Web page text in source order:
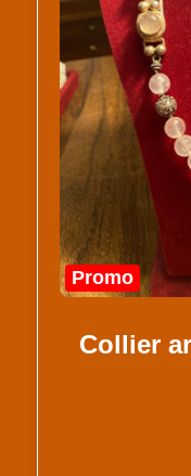
Promo
Collier